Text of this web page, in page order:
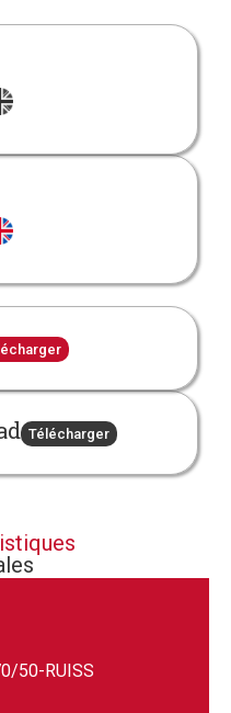
Télécharger
50-RUISS